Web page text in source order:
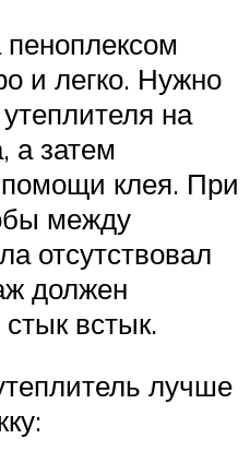
и легко. Нужно
на
а затем
клея. При
между
отсутствовал
должен
встык.
лучше